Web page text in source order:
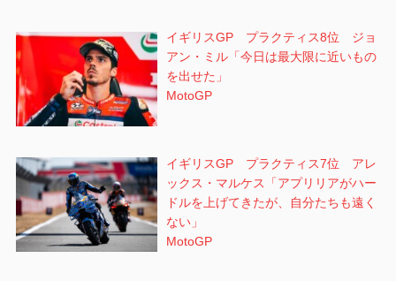
イギリスGP プラクティス8位 ジョ
アン・ミル「今日は最大限に近いもの
を出せた」
MotoGP
イギリスGP プラクティス7位 アレ
ックス・マルケス「アプリリアがハー
ドルを上げてきたが、自分たちも遠く
ない」
MotoGP